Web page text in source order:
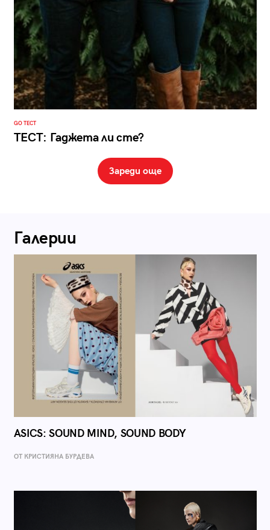
GO ТЕСТ
ТЕСТ: Гаджета ли сте?
Зареди още
Галерии
ASICS: SOUND MIND, SOUND BODY
ОТ КРИСТИЯНА БУРДЕВА